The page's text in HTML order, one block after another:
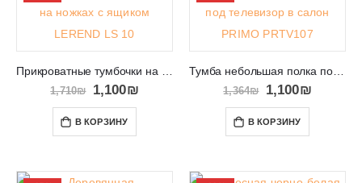
Прикроватные тумбочки на ножках с ящиком LEREND LS 10
1,710₪ 1,100₪
В КОРЗИНУ
Тумба небольшая полка под телевизор в салон PRIMO PRTV107
1,364₪ 1,100₪
В КОРЗИНУ